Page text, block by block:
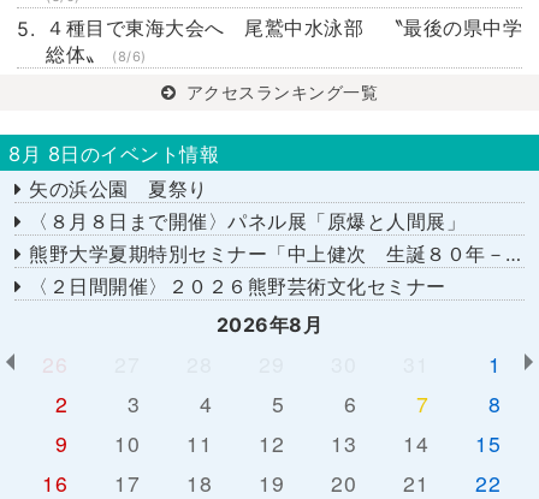
４種目で東海大会へ 尾鷲中水泳部 〝最後の県中学
総体〟
(8/6)
アクセスランキング一覧
8月 8日のイベント情報
矢の浜公園 夏祭り
〈８月８日まで開催〉パネル展「原爆と人間展」
熊野大学夏期特別セミナー「中上健次 生誕８０年－時代へのまなざし－」
〈２日間開催〉２０２６熊野芸術文化セミナー
2026年8月
26
1
2
3 4 5 6 7
8
9
10 11 12 13 14
15
16
17 18 19 20 21
22